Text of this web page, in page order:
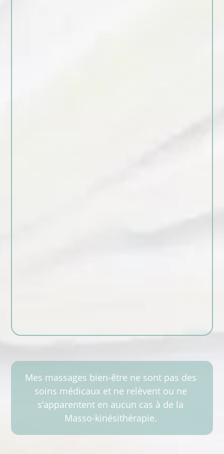
Mes massages bien-être ne sont pas des
soins médicaux et ne relèvent ou ne
s’apparentent en aucun cas à de la
Masso-kinésithérapie.